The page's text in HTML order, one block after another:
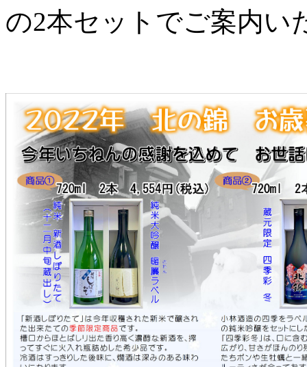
の2本セットでご案内い